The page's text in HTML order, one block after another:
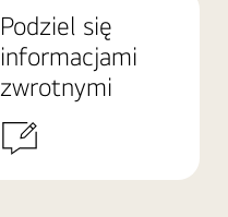
Podziel się
informacjami
zwrotnymi